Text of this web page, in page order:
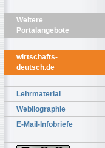
Weitere
Portalangebote
wirtschafts-
deutsch.de
Lehrmaterial
Webliographie
E-Mail-Infobriefe